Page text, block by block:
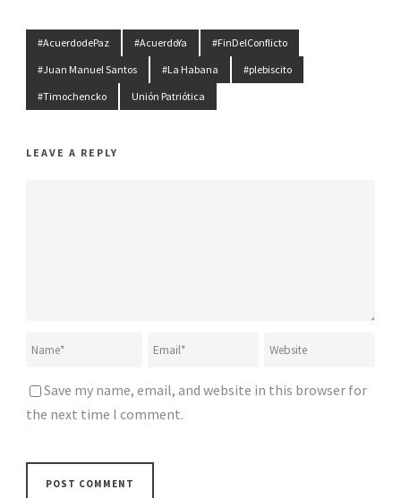
#AcuerdodePaz #AcuerdoYa
#FinDelConflicto
#Juan Manuel Santos
#La Habana
#plebiscito
#Timochencko
Unión Patriótica
LEAVE A REPLY
Save my name, email, and website in this browser for
the next time I comment.